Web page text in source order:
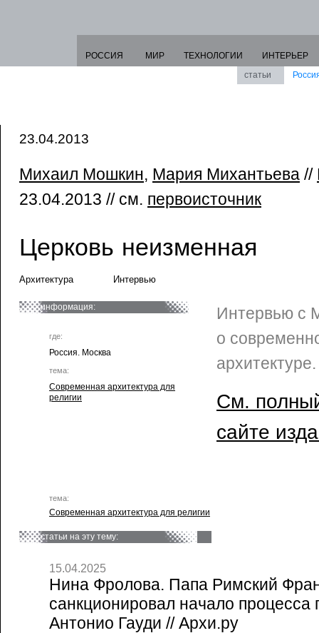
РОССИЯ МИР ТЕХНОЛОГИИ
ИНТЕРЬЕР
статьи
23.04.2013
Михаил Мошкин, Мария Михантьева //
23.04.2013 // см. первоисточник
Церковь неизменная
Архитектура Интервью
информация:
где:
Россия. Москва
тема:
Современная архитектура для
религии
Интервью с
о
архитектуре.
См.
сайте
тема:
Современная архитектура для религии
статьи на эту тему:
15.04.2025
Нина Фролова. Папа Римский
санкционировал начало процесса
Антонио Гауди // Архи.ру